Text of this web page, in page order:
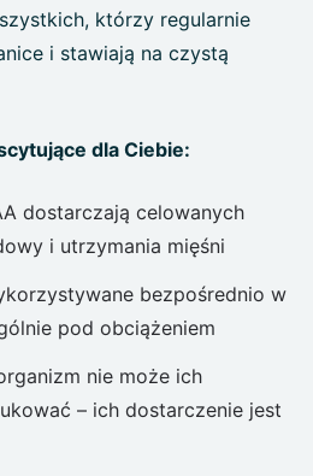
którzy regularnie
i stawiają na czystą
dla Ciebie:
dostarczają celowanych
i utrzymania mięśni
bezpośrednio w
pod obciążeniem
nie może ich
– ich dostarczenie jest